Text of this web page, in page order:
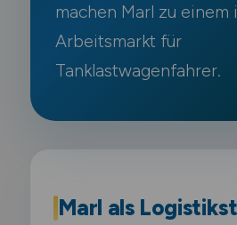
machen Marl zu einem
Arbeitsmarkt für
Tanklastwagenfahrer.
Marl als